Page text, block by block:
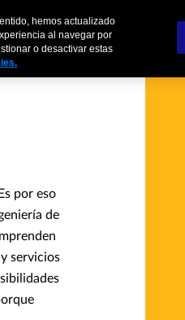
Brokers
por eso
de
servicios
hemos actualizado
al navegar por
o desactivar estas